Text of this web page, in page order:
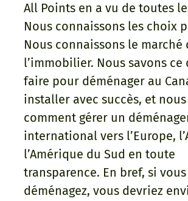
All Points en a vu de toutes
Nous connaissons les choix
Nous connaissons le marché
l’immobilier. Nous savons ce
faire pour déménager au
installer avec succès, et
comment gérer un
international vers l’Europe,
l’Amérique du Sud en toute
transparence. En bref, si vous
déménagez, vous devriez